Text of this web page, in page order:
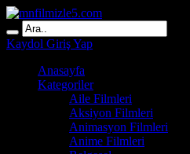
Kaydol Giriş Yap
Anasayfa
Kategoriler
Aile Filmleri
Aksiyon Filmleri
Animasyon Filmleri
Anime Filmleri